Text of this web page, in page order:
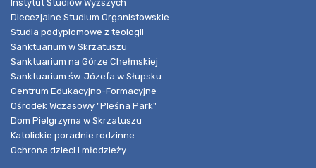
Instytut Studiów Wyższych
Diecezjalne Studium Organistowskie
Studia podyplomowe z teologii
Sanktuarium w Skrzatuszu
Sanktuarium na Górze Chełmskiej
Sanktuarium św. Józefa w Słupsku
Centrum Edukacyjno-Formacyjne
Ośrodek Wczasowy "Pleśna Park"
Dom Pielgrzyma w Skrzatuszu
Katolickie poradnie rodzinne
Ochrona dzieci i młodzieży